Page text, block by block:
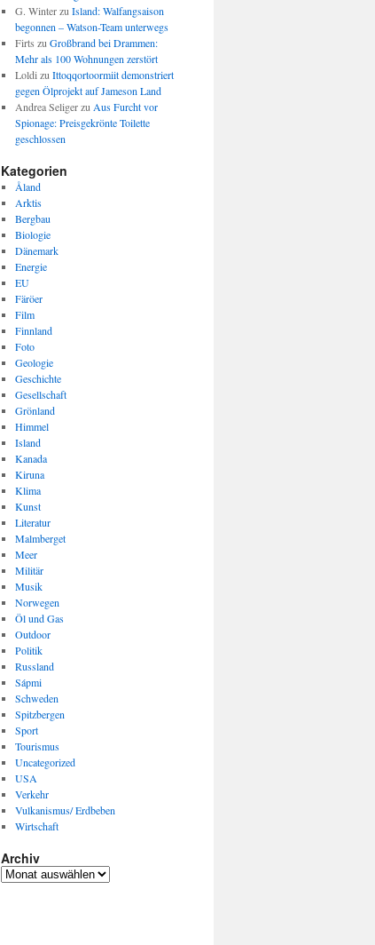
G. Winterzu Island: Walfangsaison
begonnen – Watson-Team unterwegs
Firts zu Großbrand bei Drammen:
Mehr als 100 Wohnungen zerstört
Loldi zu Ittoqqortoormiit demonstriert
gegen Ölprojekt auf Jameson Land
Andrea Seligerzu Aus Furcht vor
Spionage: Preisgekrönte Toilette
geschlossen
Kategorien
Åland
Arktis
Bergbau
Biologie
Dänemark
Energie
EU
Färöer
Film
Finnland
Foto
Geologie
Geschichte
Gesellschaft
Grönland
Himmel
Island
Kanada
Kiruna
Klima
Kunst
Literatur
Malmberget
Meer
Militär
Musik
Norwegen
Öl und Gas
Outdoor
Politik
Russland
Sápmi
Schweden
Spitzbergen
Sport
Tourismus
Uncategorized
USA
Verkehr
Vulkanismus/ Erdbeben
Wirtschaft
Archiv
Archiv